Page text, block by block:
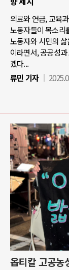
의료와 연금, 교육
노동자들이 목소리
노동자와 시민의
이라면서, 공공성
겠다...
류민 기자
옵티칼 고공농